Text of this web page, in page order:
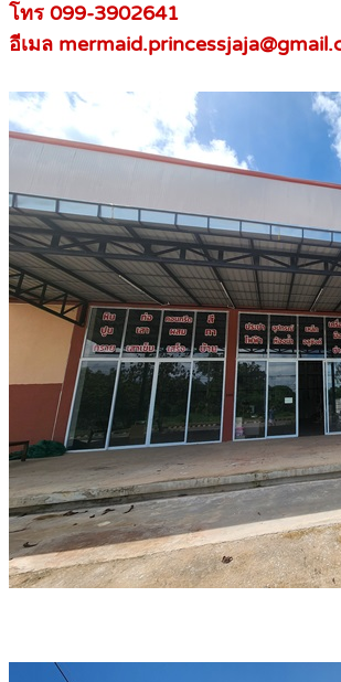
โทร 099-3902641
อีเมล